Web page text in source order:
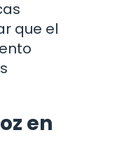
que el
en